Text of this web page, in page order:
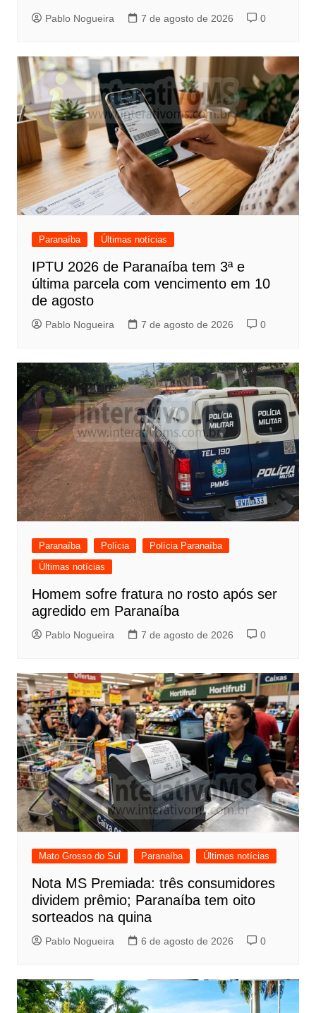
Pablo Nogueira 7 de agosto de 2026 0
Paranaíba Últimas notícias
IPTU 2026 de Paranaíba tem 3ª e
última parcela com vencimento em 10
de agosto
Pablo Nogueira 7 de agosto de 2026 0
Paranaíba Polícia
Polícia Paranaíba
Últimas notícias
Homem sofre fratura no rosto após ser
agredido em Paranaíba
Pablo Nogueira 7 de agosto de 2026 0
Mato Grosso do Sul Paranaíba Últimas notícias
Nota MS Premiada: três consumidores
dividem prêmio; Paranaíba tem oito
sorteados na quina
Pablo Nogueira 6 de agosto de 2026 0